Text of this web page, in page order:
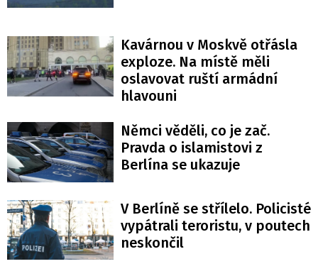
Kavárnou v Moskvě otřásla
exploze. Na místě měli
oslavovat ruští armádní
hlavouni
Němci věděli, co je zač.
Pravda o islamistovi z
Berlína se ukazuje
V Berlíně se střílelo. Policisté
vypátrali teroristu, v poutech
neskončil